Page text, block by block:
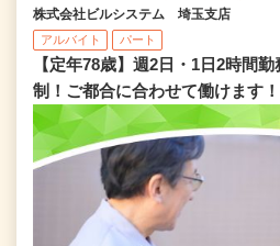
株式会社ビルシステム 埼玉支店
アルバイト パート
【定年78歳】週2日・1日2時間
制！ご都合に合わせて働けます！